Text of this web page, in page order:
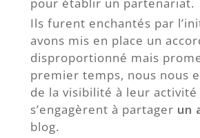
Ils furent enchantés par
avons mis en place un
disproportionné mais
premier temps, nous nous
de la visibilité à leur
s’engagèrent à partager un
blog.